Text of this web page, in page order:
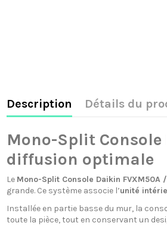
Description Détails du
Mono-Split
diffusion optimale
Le Mono-Split Console Daikin FVXM50A
grande. Ce système associe l’unité
Installée en partie basse du mur, la
toute la pièce, tout en conservant un